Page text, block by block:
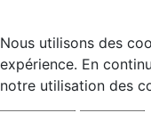
Nous utilisons des
expérience. En
notre utilisation des